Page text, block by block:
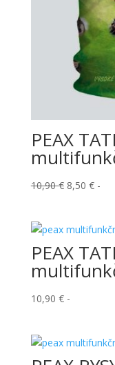
PEAX
10,90€ Pôvodná
10,90 €.
8,50 €
8,50
-
PEAX
10,90 € -